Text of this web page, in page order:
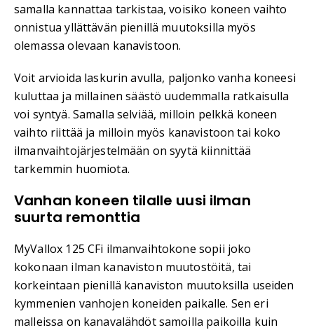
samalla kannattaa tarkistaa, voisiko koneen vaihto
onnistua yllättävän pienillä muutoksilla myös
olemassa olevaan kanavistoon.
Voit arvioida laskurin avulla, paljonko vanha koneesi
kuluttaa ja millainen säästö uudemmalla ratkaisulla
voi syntyä. Samalla selviää, milloin pelkkä koneen
vaihto riittää ja milloin myös kanavistoon tai koko
ilmanvaihtojärjestelmään on syytä kiinnittää
tarkemmin huomiota.
Vanhan koneen tilalle uusi ilman
suurta remonttia
MyVallox 125 CFi ilmanvaihtokone sopii joko
kokonaan ilman kanaviston muutostöitä, tai
korkeintaan pienillä kanaviston muutoksilla useiden
kymmenien vanhojen koneiden paikalle. Sen eri
malleissa on kanavalähdöt samoilla paikoilla kuin